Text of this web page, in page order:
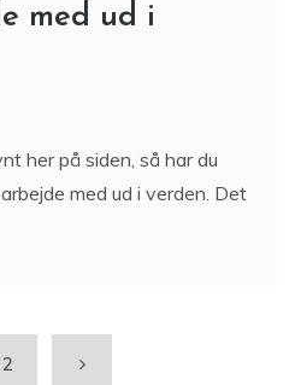
med ud i
her på siden, så har du
med ud i verden. Det
2